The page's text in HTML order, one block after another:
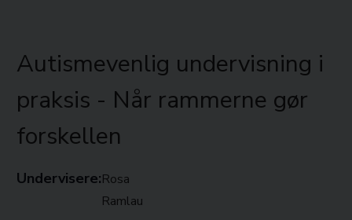
Autismevenlig undervisning i
praksis - Når rammerne gør
forskellen
Undervisere:Rosa
Ramlau